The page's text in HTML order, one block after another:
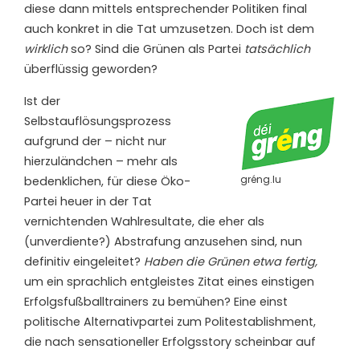
diese dann mittels entsprechender Politiken final
auch konkret in die Tat umzusetzen. Doch ist dem
wirklichso? Sind die Grünen als Partei tatsächlich
überflüssig geworden?
gréng.lu
Ist der
Selbstauflösungsprozess
aufgrund der – nicht nur
hierzuländchen – mehr als
bedenklichen, für diese Öko-
Partei heuer in der Tat
vernichtenden Wahlresultate, die eher als
(unverdiente?) Abstrafung anzusehen sind, nun
definitiv eingeleitet? Haben die Grünen etwa fertig,
um ein sprachlich entgleistes Zitat eines einstigen
Erfolgsfußballtrainers zu bemühen? Eine einst
politische Alternativpartei zum Politestablishment,
die nach sensationeller Erfolgsstory scheinbar auf